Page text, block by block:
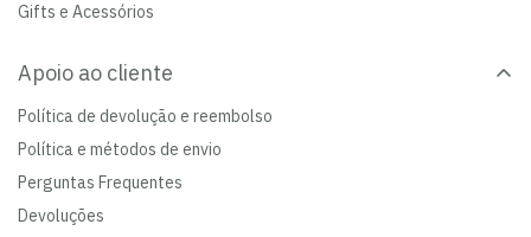
Gifts e Acessórios
Apoio ao cliente
Política de devolução e reembolso
Política e métodos de envio
Perguntas Frequentes
Devoluções